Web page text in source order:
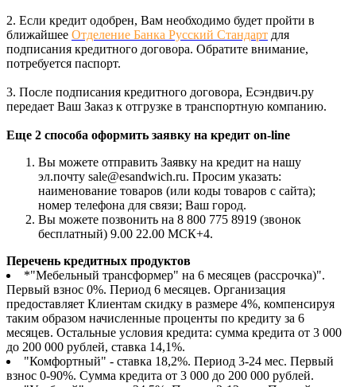
2. Если кредит одобрен, Вам необходимо будет пройти в
ближайшее Отделение Банка Русский Стандарт для
подписания кредитного договора. Обратите внимание,
потребуется паспорт.
3. После подписания кредитного договора, Есэндвич.ру
передает Ваш Заказ к отгрузке в транспортную компанию.
Еще 2 способа оформить заявку на кредит on-line
Вы можете отправить Заявку на кредит на нашу
эл.почту sale@esandwich.ru. Просим указать:
наименование товаров (или коды товаров с сайта);
номер телефона для связи; Ваш город.
Вы можете позвонить на 8 800 775 8919 (звонок
бесплатный) 9.00 22.00 МСК+4.
Перечень кредитных продуктов
*"Мебельный трансформер" на 6 месяцев (рассрочка)".
Первый взнос 0%. Период 6 месяцев. Организация
предоставляет Клиентам скидку в размере 4%, компенсируя
таким образом начисленные проценты по кредиту за 6
месяцев. Остальные условия кредита: сумма кредита от 3 000
до 200 000 рублей, ставка 14,1%.
"Комфортный" - ставка 18,2%. Период 3-24 мес. Первый
взнос 0-90%. Сумма кредита от 3 000 до 200 000 рублей.